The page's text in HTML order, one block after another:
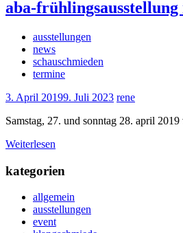
aba-
ausstellungen
news
schauschmieden
termine
3. April 20199. Juli 2023 rene
Samstag, 27. und sonntag 28. april
Weiterlesen
kategorien
allgemein
ausstellungen
event